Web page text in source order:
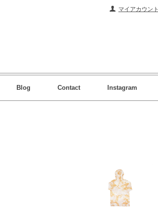
マイアカウント
Blog Contact Instagram